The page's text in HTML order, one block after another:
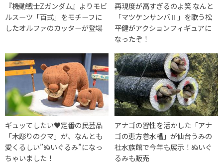
『機動戦士Zガンダム』よりモビ
ルスーツ「百式」をモチーフに
したオルファのカッターが登場
再現度が高すぎるのよ笑 なんと
「マツケンサンバⅡ」を歌う松
平健がアクションフィギュアに
なったぞ！
ギュッてしたい♥定番の民芸品
「木彫りのクマ」が、なんとも
愛くるしい”ぬいぐるみ”になっ
ちゃいました！
アナゴの習性を活かした「アナ
ゴの恵方巻水槽」が仙台うみの
杜水族館で今年も展示！ぬいぐ
るみも販売